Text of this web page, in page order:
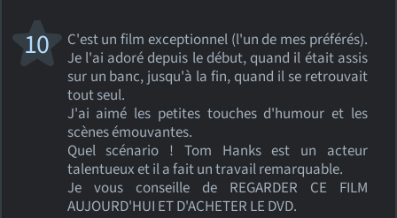
C'est un film exceptionnel (l'un de mes préférés).
Je l'ai adoré depuis le début, quand il était assis
sur un banc, jusqu'à la fin, quand il se retrouvait
tout seul.
J'ai aimé les petites touches d'humour et les
scènes émouvantes.
Quel scénario ! Tom Hanks est un acteur
talentueux et il a fait un travail remarquable.
Je vous conseille de REGARDER CE FILM
AUJOURD'HUI ET D'ACHETER LE DVD.
10